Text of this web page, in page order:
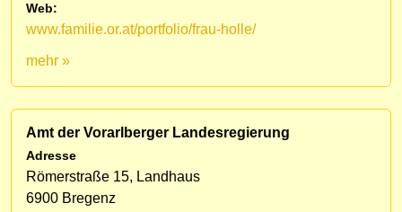
Web:
www.familie.or.at/portfolio/frau-holle/
mehr »
Amt der Vorarlberger Landesregierung
Adresse
Römerstraße 15, Landhaus
6900 Bregenz